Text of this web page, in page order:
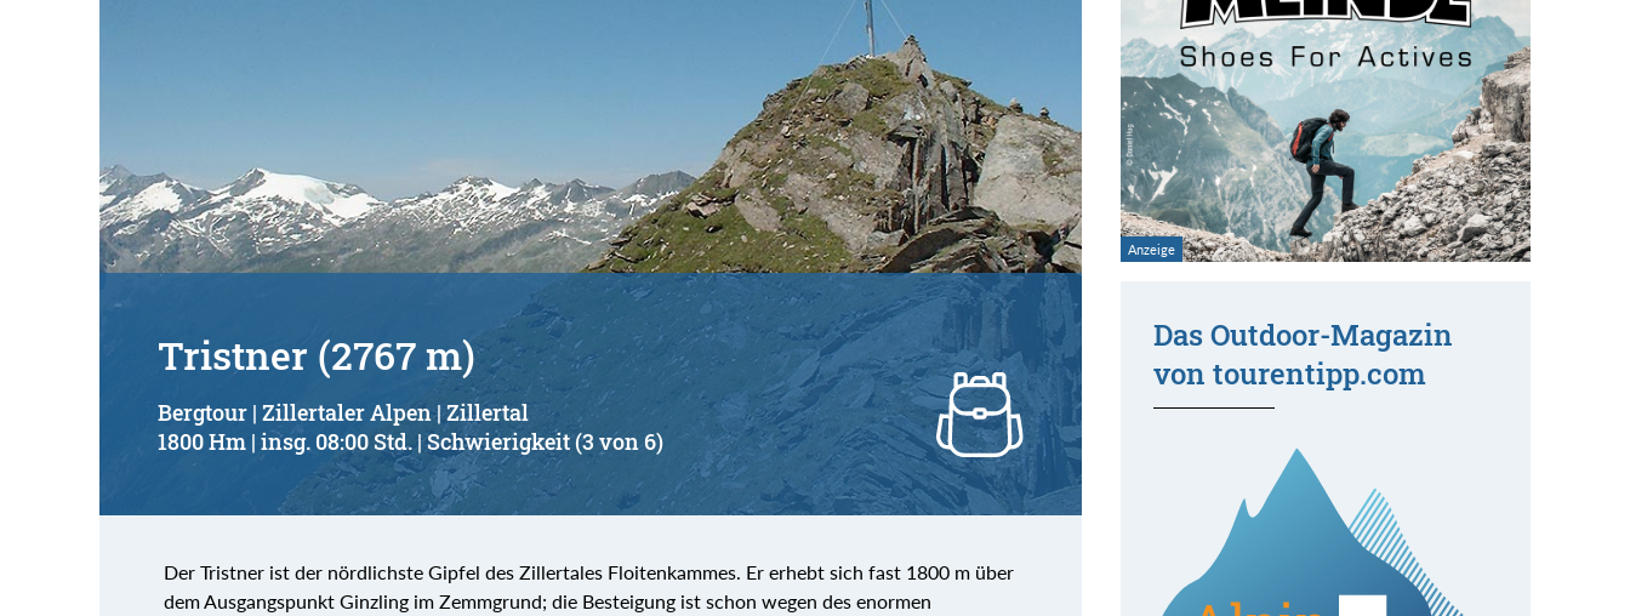
Tristner (2767 m)
Bergtour | Zillertaler Alpen | Zillertal
1800 Hm | insg. 08:00 Std. | Schwierigkeit (3 von 6)
Der Tristner ist der nördlichste Gipfel des Zillertales Floitenkammes. Er erhebt sich fast 1800 m über
dem Ausgangspunkt Ginzling im Zemmgrund; die Besteigung ist schon wegen des enormen
Das Outdoor-Magazin
von tourentipp.com